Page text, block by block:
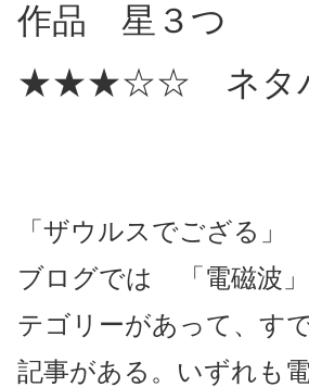
作品 星３つ
★★★☆☆ ネタバ
「ザウルスでござる
ブログでは 「電磁波
テゴリーがあって、す
記事がある。いずれも